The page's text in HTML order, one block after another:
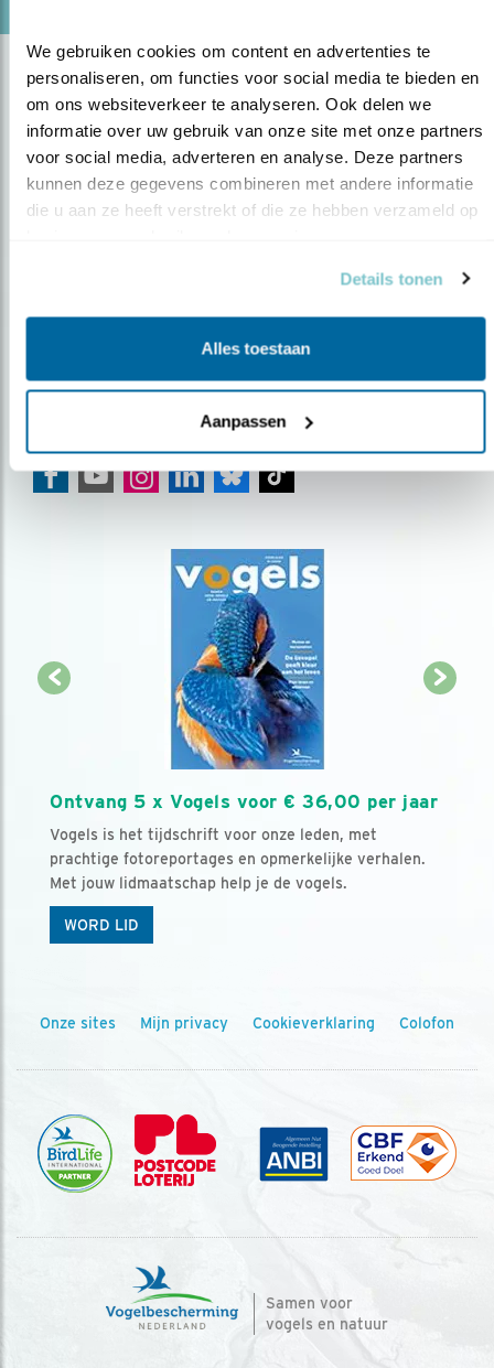
We gebruiken cookies om content en advertenties te
personaliseren, om functies voor social media te bieden en
om ons websiteverkeer te analyseren. Ook delen we
informatie over uw gebruik van onze site met onze partners
voor social media, adverteren en analyse. Deze partners
kunnen deze gegevens combineren met andere informatie
die u aan ze heeft verstrekt of die ze hebben verzameld op
Details tonen
Alles toestaan
Aanpassen
Meld je aan en ontvang nieuws, inspiratie, acties en tips
AANMELDEN VOGELNIEUWS
Volg ons via social media
Ontvang 5 x Vogels voor € 36,00 per jaar
Vogels is het tijdschrift voor onze leden, met
prachtige fotoreportages en opmerkelijke verhalen.
Met jouw lidmaatschap help je de vogels.
WORD LID
Onze sites Mijn privacy Cookieverklaring Colofon
Samen voor
vogels en natuur